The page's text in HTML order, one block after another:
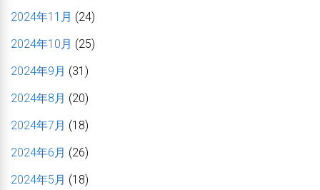
2024年11月 (24)
2024年10月 (25)
2024年9月 (31)
2024年8月 (20)
2024年7月 (18)
2024年6月 (26)
2024年5月 (18)